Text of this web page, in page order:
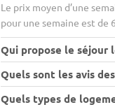
Le prix moyen d’une
pour une semaine est de
Qui propose le séjour
Quels sont les avis
Quels types de